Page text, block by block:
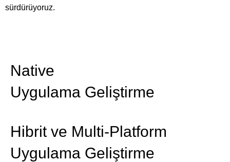
sürdürüyoruz.
Native
Uygulama Geliştirme
Hibrit ve Multi-Platform
Uygulama Geliştirme